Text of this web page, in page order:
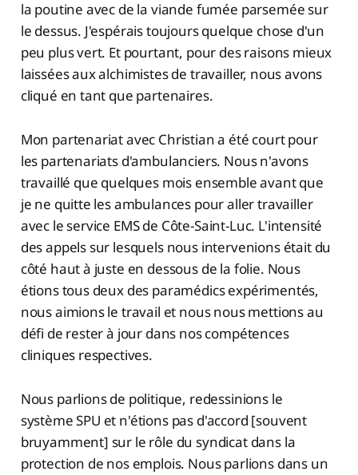
la poutine avec de la viande fumée parsemée sur
le dessus. J'espérais toujours quelque chose d'un
peu plus vert. Et pourtant, pour des raisons mieux
laissées aux alchimistes de travailler, nous avons
cliqué en tant que partenaires.
Mon partenariat avec Christian a été court pour
les partenariats d'ambulanciers. Nous n'avons
travaillé que quelques mois ensemble avant que
je ne quitte les ambulances pour aller travailler
avec le service EMS de Côte-Saint-Luc. L'intensité
des appels sur lesquels nous intervenions était du
côté haut à juste en dessous de la folie. Nous
étions tous deux des paramédics expérimentés,
nous aimions le travail et nous nous mettions au
défi de rester à jour dans nos compétences
cliniques respectives.
Nous parlions de politique, redessinions le
système SPU et n'étions pas d'accord [souvent
bruyamment] sur le rôle du syndicat dans la
protection de nos emplois. Nous parlions dans un